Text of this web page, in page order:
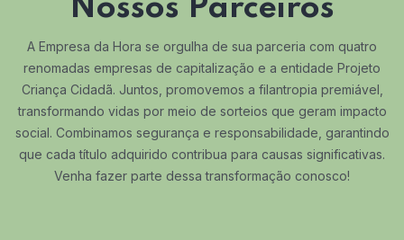
Nossos Parceiros
A Empresa da Hora se orgulha de sua parceria com quatro
renomadas empresas de capitalização e a entidade Projeto
Criança Cidadã. Juntos, promovemos a filantropia premiável,
transformando vidas por meio de sorteios que geram impacto
social. Combinamos segurança e responsabilidade, garantindo
que cada título adquirido contribua para causas significativas.
Venha fazer parte dessa transformação conosco!